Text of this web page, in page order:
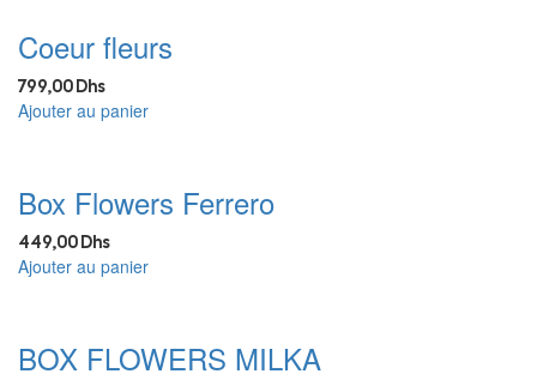
Coeur fleurs
799,00Dhs
Ajouter au panier
Box Flowers Ferrero
449,00Dhs
Ajouter au panier
BOX FLOWERS MILKA